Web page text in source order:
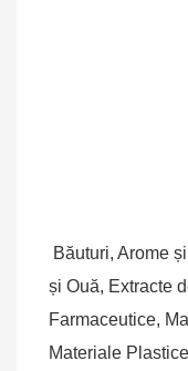
Băuturi, Arome
și Ouă, Extracte
Farmaceutice,
Materiale